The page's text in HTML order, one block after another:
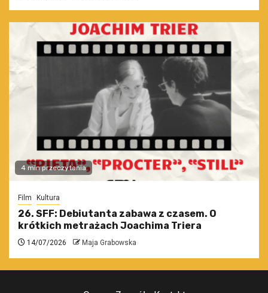
4 min przeczytania
Film Kultura
26. SFF: Debiutanta zabawa z czasem. O
krótkich metrażach Joachima Triera
14/07/2026 Maja Grabowska